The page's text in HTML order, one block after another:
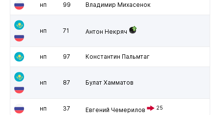
нп 99 Владимир Михасенок
нп 71 Антон Некряч
нп 97 Константин Пальмтаг
нп 87 Булат Хамматов
нп 37 Евгений Чемерилов 25